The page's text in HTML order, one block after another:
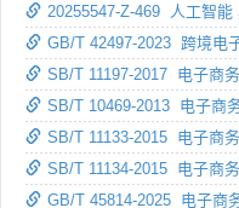
20255547-Z-469 人工智能
GB/T 42497-2023 跨境电
SB/T 11197-2017 电子商
SB/T 10469-2013 电子商
SB/T 11133-2015 电子商
SB/T 11134-2015 电子商
GB/T 45814-2025 电子商